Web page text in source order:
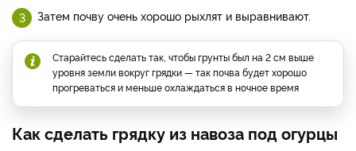
Затем почву очень хорошо рыхлят и выравнивают.
Старайтесь сделать так, чтобы грунты был на 2 см выше
уровня земли вокруг грядки — так почва будет хорошо
прогреваться и меньше охлаждаться в ночное время
Как сделать грядку из навоза под огурцы